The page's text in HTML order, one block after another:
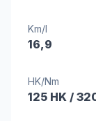
Km/l
16,9
HK/Nm
125 HK /